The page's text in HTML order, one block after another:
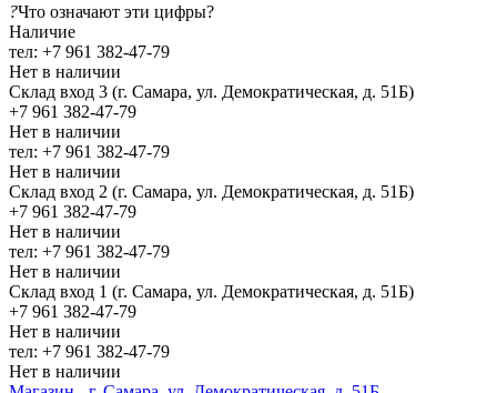
?Что означают эти цифры?
Наличие
тел: +7 961 382-47-79
Нет в наличии
Склад вход 3 (г. Самара, ул. Демократическая, д. 51Б)
+7 961 382-47-79
Нет в наличии
тел: +7 961 382-47-79
Нет в наличии
Склад вход 2 (г. Самара, ул. Демократическая, д. 51Б)
+7 961 382-47-79
Нет в наличии
тел: +7 961 382-47-79
Нет в наличии
Склад вход 1 (г. Самара, ул. Демократическая, д. 51Б)
+7 961 382-47-79
Нет в наличии
тел: +7 961 382-47-79
Нет в наличии